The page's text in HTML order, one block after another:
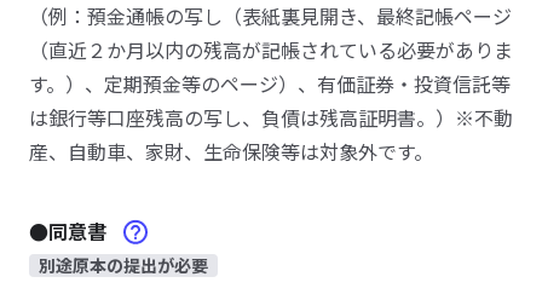
（例：預金通帳の写し（表紙裏見開き、最終記帳ページ
（直近２か月以内の残高が記帳されている必要がありま
す。）、定期預金等のページ）、有価証券・投資信託等
は銀行等口座残高の写し、負債は残高証明書。）※不動
産、自動車、家財、生命保険等は対象外です。
●同意書
別途原本の提出が必要